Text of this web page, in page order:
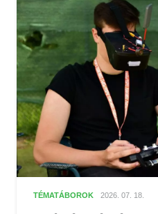
TÉMATÁBOROK 2026. 07. 18.